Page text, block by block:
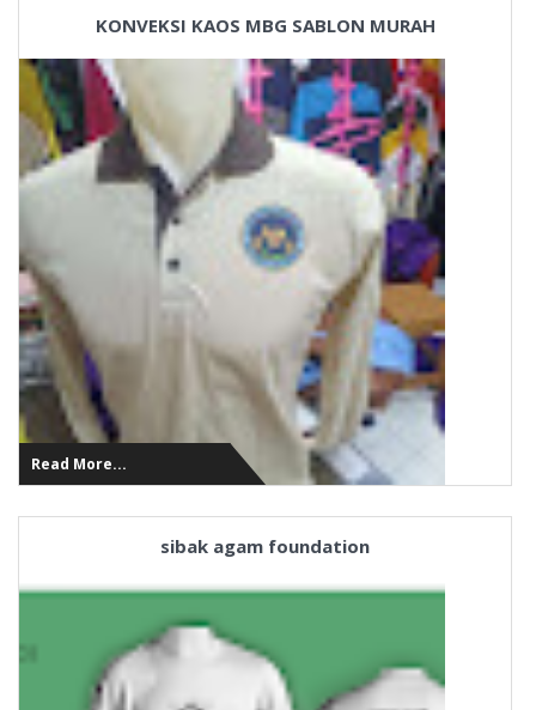
KONVEKSI KAOS MBG SABLON MURAH
Read More...
sibak agam foundation